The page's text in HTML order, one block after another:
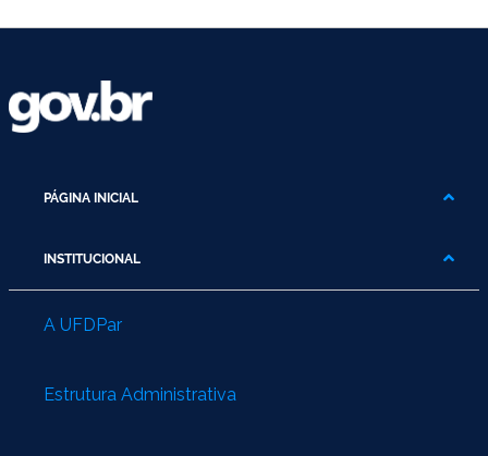
PÁGINA INICIAL
INSTITUCIONAL
A UFDPar
Estrutura Administrativa